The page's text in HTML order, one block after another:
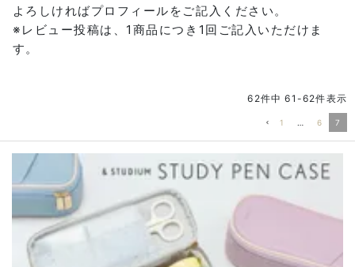
よろしければプロフィールをご記入ください。
※レビュー投稿は、1商品につき1回ご記入いただけま
す。
62件中 61 -62件表示
1 … 6 7